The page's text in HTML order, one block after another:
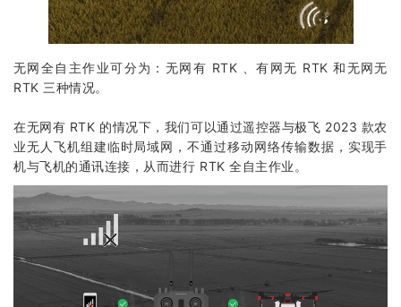
无网全自主作业可分为：无网有 RTK 、有网无 RTK 和无网无
RTK 三种情况。
在无网有 RTK 的情况下，我们可以通过遥控器与极飞 2023 款农
业无人飞机组建临时局域网，不通过移动网络传输数据，实现手
机与飞机的通讯连接，从而进行 RTK 全自主作业。